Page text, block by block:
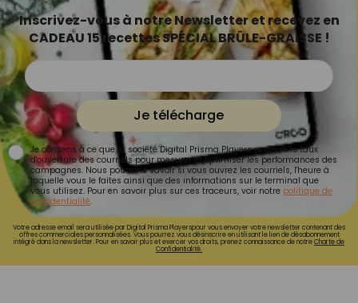
Inscrivez-vous à notre Newsletter et recevez en
CADEAU 15 recettes SPÉCIAL BRÛLE-GRAISSE !
Je télécharge
Je consens à ce que la société Digital Prisma Players analyse le taux
d'ouverture des courriels pour mesurer et optimiser les performances des
campagnes. Nous pourrons savoir si vous ouvrez les courriels, l'heure à
laquelle vous le faites ainsi que des informations sur le terminal que
vous utilisez. Pour en savoir plus sur ces traceurs, voir notre politique de
confidentialité.
Votre adresse email sera utilisée par Digital Prisma Playerspour vous envoyer votre newsletter contenant des
offres commerciales personnalisées. Vous pourrez vous désinscrire en utilisant le lien de désabonnement
intégré dans la newsletter. Pour en savoir plus et exercer vos droits, prenez connaissance de notreCharte de
Confidentialité.